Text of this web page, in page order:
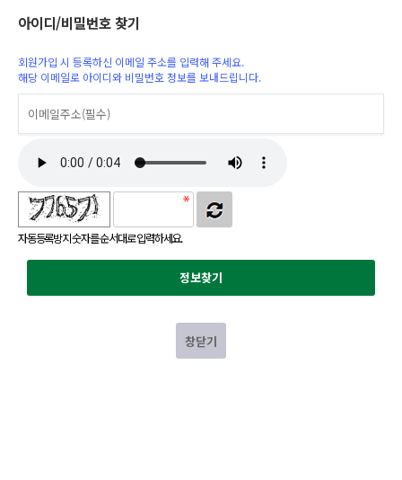
아이디/비밀번호 찾기
회원가입 시 등록하신 이메일 주소를 입력해 주세요.
해당 이메일로 아이디와 비밀번호 정보를 보내드립니다.
자동등록방지 숫자를 순서대로 입력하세요.
창닫기